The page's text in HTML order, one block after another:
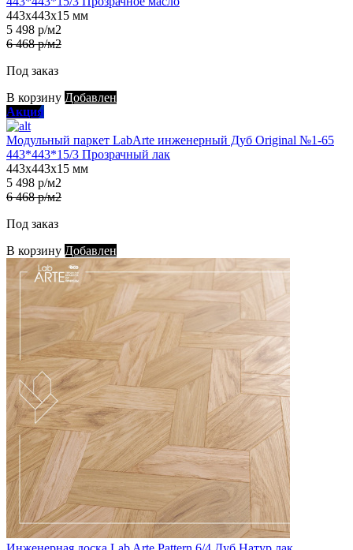
443х443х15 мм
5 498 р/м2
6 468 р/м2
Под заказ
В корзину Добавлен
Акция
Модульный паркет LabArte инженерный Дуб Original №1-65
443*443*15/3 Прозрачный лак
443х443х15 мм
5 498 р/м2
6 468 р/м2
Под заказ
В корзину Добавлен